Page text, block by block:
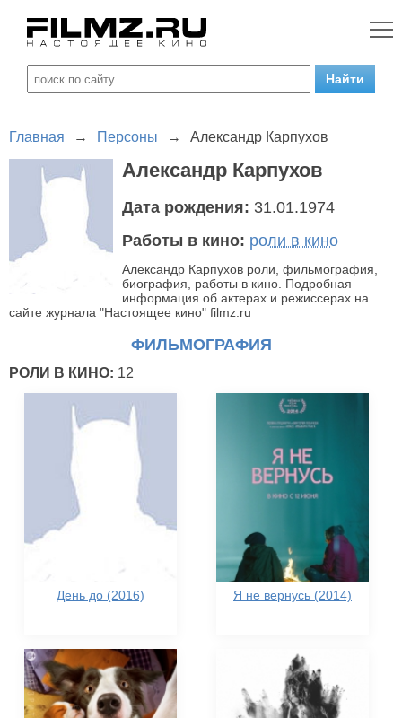
Главная → Персоны → Александр Карпухов
Александр Карпухов
Дата рождения: 31.01.1974
Работы в кино: роли в кино
Александр Карпухов роли, фильмография,
биография, работы в кино. Подробная
информация об актерах и режиссерах на
сайте журнала "Настоящее кино" filmz.ru
ФИЛЬМОГРАФИЯ
РОЛИ В КИНО: 12
День до (2016) Я не вернусь (2014)